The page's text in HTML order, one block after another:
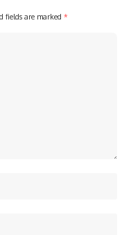
fields are marked *